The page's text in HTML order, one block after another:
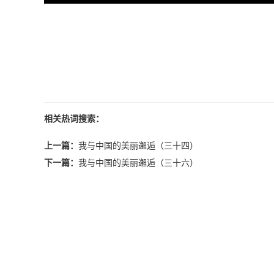
相关热词搜索：
上一篇： 我与中国的美丽邂逅（三十四）
下一篇： 我与中国的美丽邂逅（三十六）